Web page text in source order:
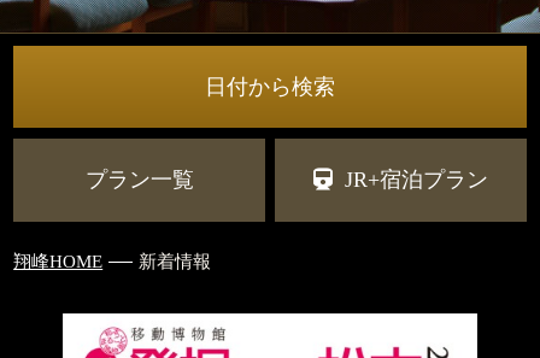
日付から検索
プラン一覧 JR+宿泊プラン
翔峰HOME 新着情報